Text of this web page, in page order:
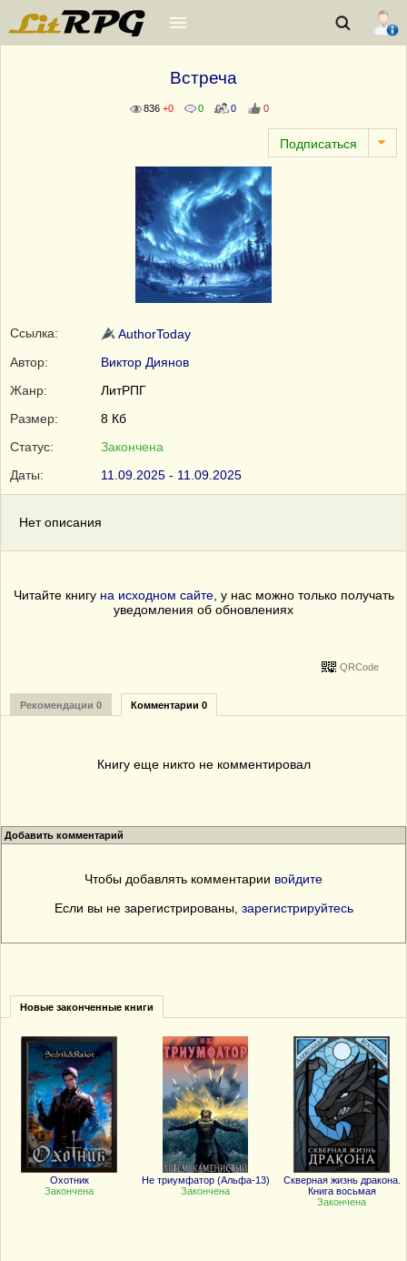
Встреча
836 +0 0 0 0
Ссылка:
AuthorToday
Автор:
Виктор Диянов
Жанр:
ЛитРПГ
Размер:
8 Кб
Статус:
Закончена
Даты:
11.09.2025 - 11.09.2025
Нет описания
Читайте книгу на исходном сайте, у нас можно только получать
уведомления об обновлениях
QRCode
Рекомендации 0 Комментарии 0
Книгу еще никто не комментировал
Добавить комментарий
Чтобы добавлять комментарии войдите
Если вы не зарегистрированы, зарегистрируйтесь
Новые законченные книги
Охотник
Закончена
Не триумфатор (Альфа-13)
Закончена
Скверная жизнь дракона.
Книга восьмая
Закончена